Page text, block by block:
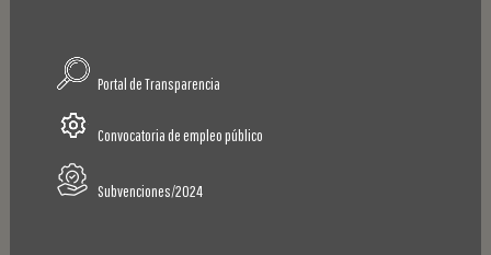
Portal de Transparencia
Convocatoria de empleo público
Subvenciones/2024